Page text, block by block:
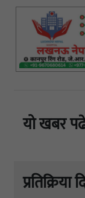
यो खबर
प्रतिक्रिया